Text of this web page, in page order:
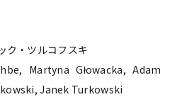
ク・ツルコフスキ
Martyna Głowacka, Adam
Janek Turkowski